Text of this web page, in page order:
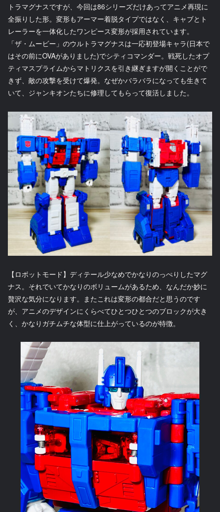
トラマグナスですが、今回は86シリーズだけあってアニメ再現に
全振りした形。変形もアーマー着脱タイプではなく、キャブとト
レーラーを一体化したワンピース変形が採用されています。
「ザ・ムービー」のウルトラマグナスは一応初登場キャラ(日本で
はその前にOVAがありました)でシティコマンダー。戦死したオプ
ティマスプライムからマトリクスを引き継ぎますが開くことがで
きず、敵の攻撃を受けて爆発。なぜかバラバラになっても生きて
いて、ジャンキオンたちに修理してもらって復活しました。
【ロボットモード】ディテール少なめでかなりのっぺりしたマグ
ナス。それでいてかなりのボリュームがあるため、なんだか妙に
贅沢な気分になります。またこれは変形の都合だと思うのです
が、アニメのデザインにくらべてひとつひとつのブロックが大き
く、かなりガチムチな体型に仕上がっているのが特徴。